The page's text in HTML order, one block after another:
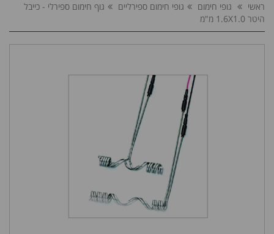
ראשי גופי חימום גופי חימום ספירליים
גוף חימום ספירלי - כייבל
היטר 1.6X1.0 מ"מ